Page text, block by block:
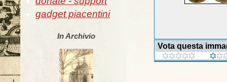
gadget piacentini
In Archivio
Vota questa